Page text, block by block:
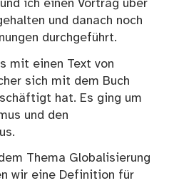
ich einen Vortrag über
und danach noch
durchgeführt.
mit einen Text von
sich mit dem Buch
hat. Es ging um
und den
Thema Globalisierung
wir eine Definition für